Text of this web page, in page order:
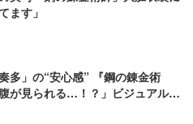
ます」
多」の“安心感” 『鋼の錬金術
が見られる…！？」ビジュアル再